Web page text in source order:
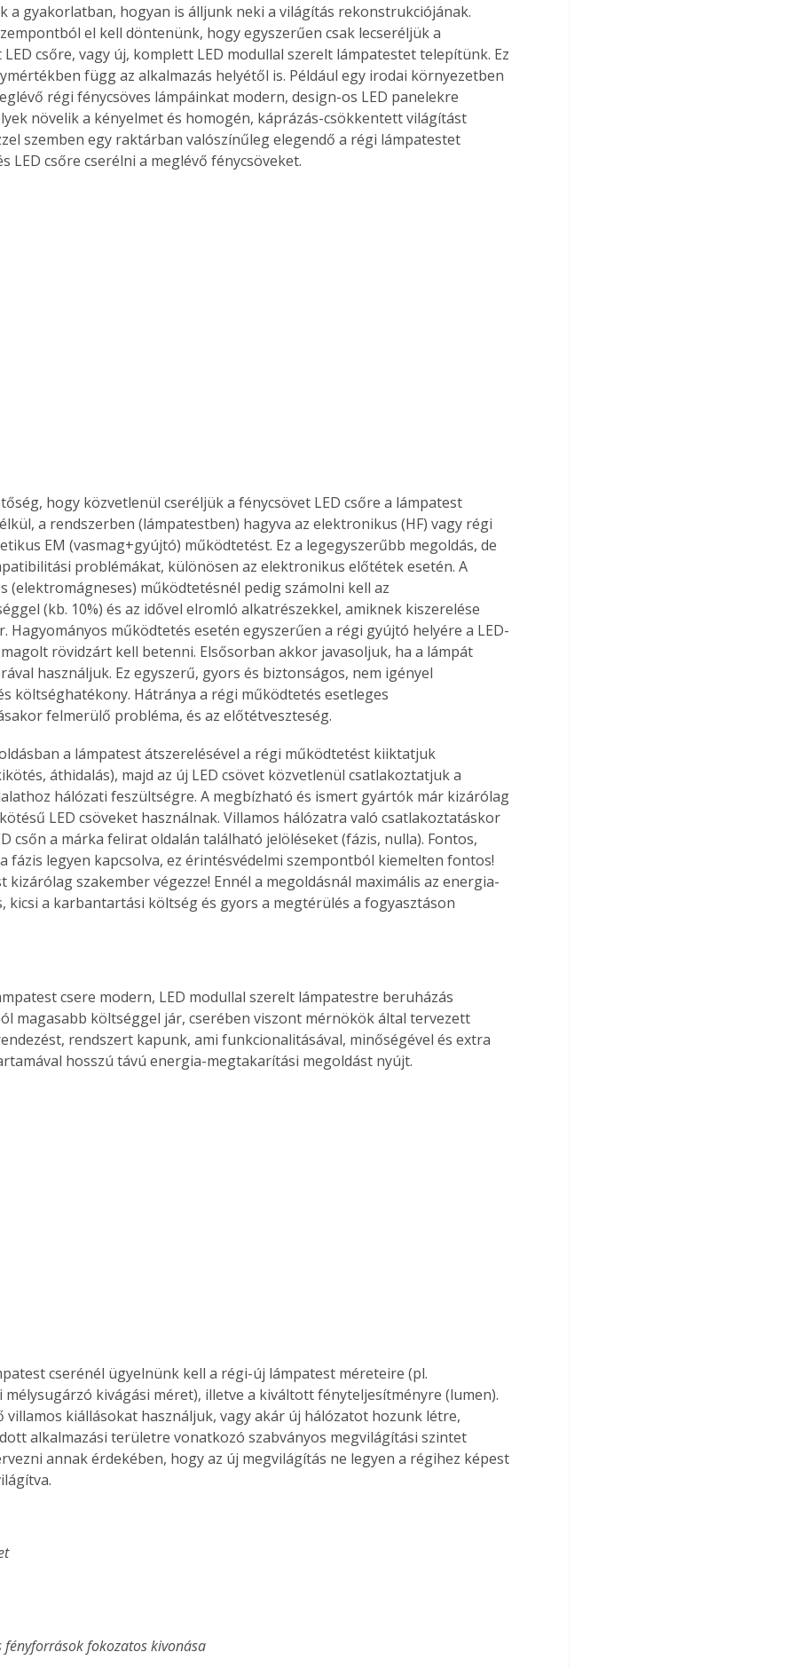
az
Old
Bővebb információ itt!
Együtt jobban megéri! A
könyvek tetszőleges
párosítással kedvezményes
áron, 0 Ft postaköltséggel
a gyakorlatban, hogyan is álljunk neki a világítás rekonstrukciójának.
el kell döntenünk, hogy egyszerűen csak lecseréljük a
csőre, vagy új, komplett LED modullal szerelt lámpatestet telepítünk. Ez
függ az alkalmazás helyétől is. Például egy irodai környezetben
régi fénycsöves lámpáinkat modern, design-os LED panelekre
növelik a kényelmet és homogén, káprázás-csökkentett világítást
szemben egy raktárban valószínűleg elegendő a régi lámpatestet
LED csőre cserélni a meglévő fénycsöveket.
hogy közvetlenül cseréljük a fénycsövet LED csőre a lámpatest
a rendszerben (lámpatestben) hagyva az elektronikus (HF) vagy régi
EM (vasmag+gyújtó) működtetést. Ez a legegyszerűbb megoldás, de
problémákat, különösen az elektronikus előtétek esetén. A
(elektromágneses) működtetésnél pedig számolni kell az
(kb. 10%) és az idővel elromló alkatrészekkel, amiknek kiszerelése
Hagyományos működtetés esetén egyszerűen a régi gyújtó helyére a LED-
rövidzárt kell betenni. Elsősorban akkor javasoljuk, ha a lámpát
használjuk. Ez egyszerű, gyors és biztonságos, nem igényel
költséghatékony. Hátránya a régi működtetés esetleges
felmerülő probléma, és az előtétveszteség.
a lámpatest átszerelésével a régi működtetést kiiktatjuk
áthidalás), majd az új LED csövet közvetlenül csatlakoztatjuk a
hálózati feszültségre. A megbízható és ismert gyártók már kizárólag
LED csöveket használnak. Villamos hálózatra való csatlakoztatáskor
csőn a márka felirat oldalán található jelöléseket (fázis, nulla). Fontos,
fázis legyen kapcsolva, ez érintésvédelmi szempontból kiemelten fontos!
kizárólag szakember végezze! Ennél a megoldásnál maximális az energia-
kicsi a karbantartási költség és gyors a megtérülés a fogyasztáson
csere modern, LED modullal szerelt lámpatestre beruházás
magasabb költséggel jár, cserében viszont mérnökök által tervezett
rendszert kapunk, ami funkcionalitásával, minőségével és extra
hosszú távú energia-megtakarítási megoldást nyújt.
cserénél ügyelnünk kell a régi-új lámpatest méreteire (pl.
mélysugárzó kivágási méret), illetve a kiváltott fényteljesítményre (lumen).
villamos kiállásokat használjuk, vagy akár új hálózatot hozunk létre,
alkalmazási területre vonatkozó szabványos megvilágítási szintet
annak érdekében, hogy az új megvilágítás ne legyen a régihez képest
fényforrások fokozatos kivonása